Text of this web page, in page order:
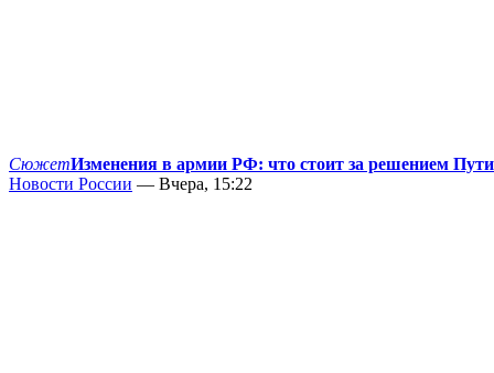
СюжетИзменения в армии РФ: что стоит за решением
Новости России — Вчера, 15:22